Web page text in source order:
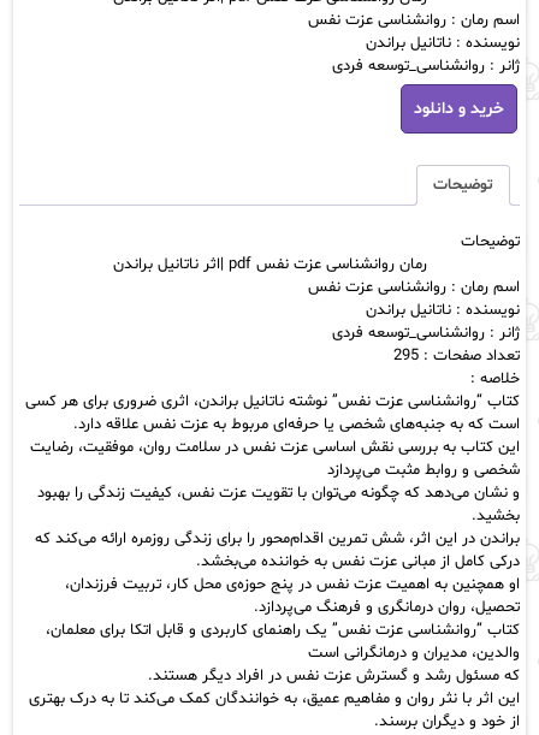
اسم رمان : روانشناسی عزت نفس
نویسنده : ناتانیل براندن
ژانر : روانشناسی_توسعه فردی
رمان
روانشناسی
عزت
|
ناتانیل
عدد
خرید و دانلود
توضیحات
توضیحات
رمان روانشناسی عزت نفس pdf |اثر ناتانیل براندن
اسم رمان : روانشناسی عزت نفس
نویسنده : ناتانیل براندن
ژانر : روانشناسی_توسعه فردی
تعداد صفحات : 295
خلاصه :
کتاب “روانشناسی عزت نفس” نوشته ناتانیل براندن، اثری ضروری برای هر کسی
است که به جنبه‌های شخصی یا حرفه‌ای مربوط به عزت نفس علاقه دارد.
این کتاب به بررسی نقش اساسی عزت نفس در سلامت روان، موفقیت، رضایت
شخصی و روابط مثبت می‌پردازد
و نشان می‌دهد که چگونه می‌توان با تقویت عزت نفس، کیفیت زندگی را بهبود
بخشید.
براندن در این اثر، شش تمرین اقدام‌محور را برای زندگی روزمره ارائه می‌کند که
درکی کامل از مبانی عزت نفس به خواننده می‌بخشد.
او همچنین به اهمیت عزت نفس در پنج حوزه‌ی محل کار، تربیت فرزندان،
تحصیل، روان درمانگری و فرهنگ می‌پردازد.
کتاب “روانشناسی عزت نفس” یک راهنمای کاربردی و قابل اتکا برای معلمان،
والدین، مدیران و درمانگرانی است
که مسئول رشد و گسترش عزت نفس در افراد دیگر هستند.
این اثر با نثر روان و مفاهیم عمیق، به خوانندگان کمک می‌کند تا به درک بهتری
از خود و دیگران برسند.